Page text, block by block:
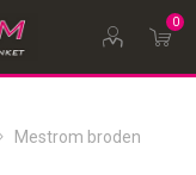
0
Mestrom broden